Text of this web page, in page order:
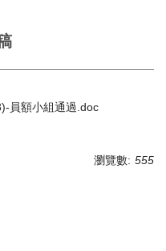
員額小組通過.doc
瀏覽數: 555